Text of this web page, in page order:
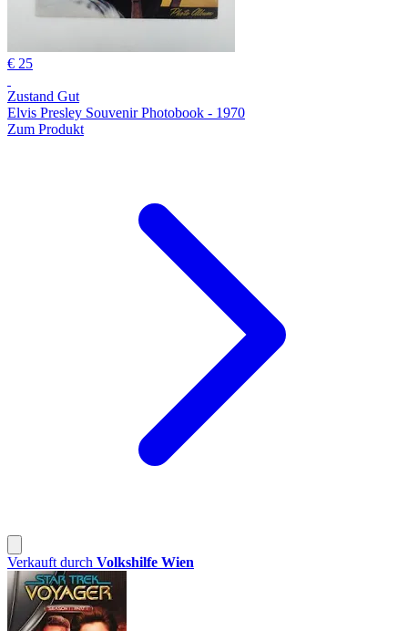
€ 25
Zustand Gut
Elvis Presley Souvenir Photobook - 1970
Zum Produkt
Verkauft durch Volkshilfe Wien